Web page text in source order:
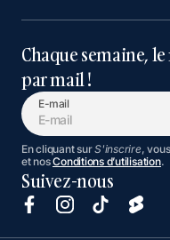
Chaque semaine,
par mail !
E-mail
En cliquant surS'inscrire,
et nosConditions d’utilisation.
Suivez-nous